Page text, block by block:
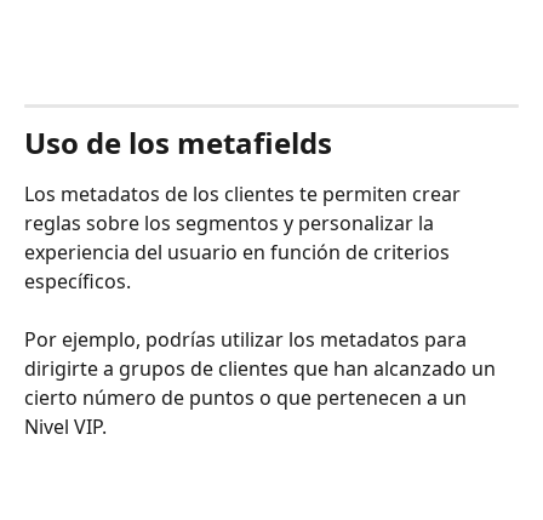
Uso de los metafields
Los metadatos de los clientes te permiten crear
reglas sobre los segmentos y personalizar la
experiencia del usuario en función de criterios
específicos.
Por ejemplo, podrías utilizar los metadatos para
dirigirte a grupos de clientes que han alcanzado un
cierto número de puntos o que pertenecen a un
Nivel VIP.